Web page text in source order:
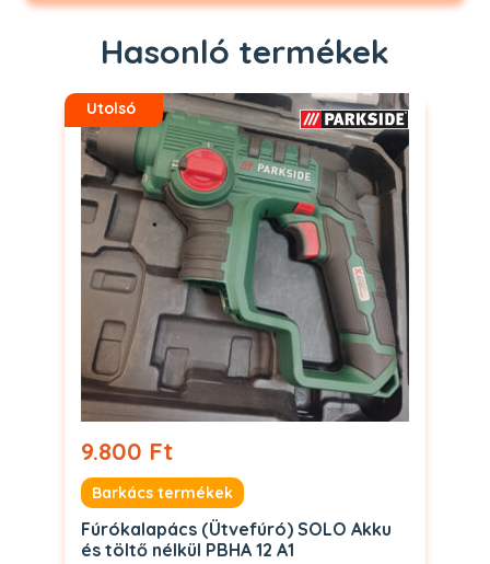
Hasonló termékek
Utolsó
9.800 Ft
Barkács termékek
Fúrókalapács (Ütvefúró) SOLO Akku
és töltő nélkül PBHA 12 A1